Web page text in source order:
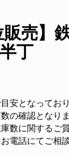
販売】
丁
安となってお
の確認となり
数に関するご
電話にてご相